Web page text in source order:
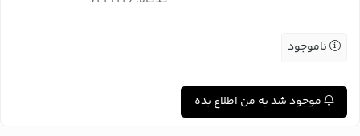
ناموجود
موجود شد به من اطلاع بده